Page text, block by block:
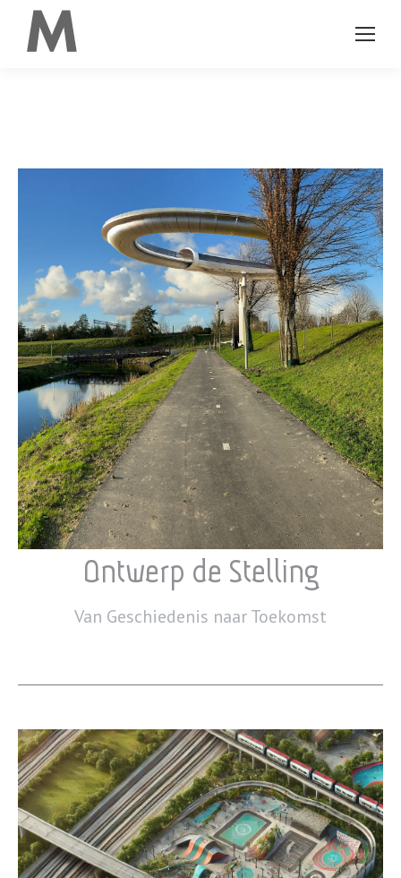
Ontwerp de Stelling
Van Geschiedenis naar Toekomst